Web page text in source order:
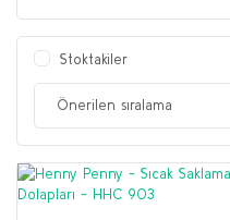
Stoktakiler